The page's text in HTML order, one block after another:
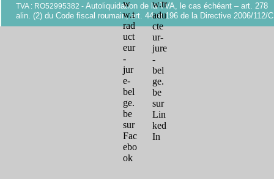
TVA : RO52995382 - Autoliquidation de la TVA, le cas échéant – art. 278
alin. (2) du Code fiscal roumain; art. 44 et 196 de la Directive 2006/112/